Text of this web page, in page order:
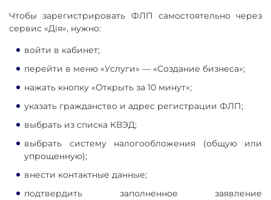
Чтобы зарегистрировать ФЛП самостоятельно через
сервис «Дія», нужно:
войти в кабинет;
перейти в меню «Услуги» — «Создание бизнеса»;
нажать кнопку «Открыть за 10 минут»;
указать гражданство и адрес регистрации ФЛП;
выбрать из списка КВЭД;
выбрать систему налогообложения (общую или
упрощенную);
внести контактные данные;
подтвердить заполненное заявление